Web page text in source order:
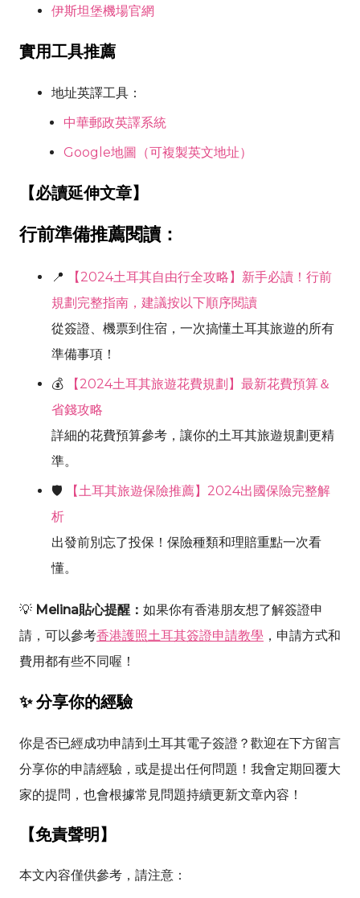
伊斯坦堡機場官網
實用工具推薦
地址英譯工具：
中華郵政英譯系統
Google地圖（可複製英文地址）
【必讀延伸文章】
行前準備推薦閱讀：
📍
【2024土耳其自由行全攻略】新手必讀！行前
規劃完整指南，建議按以下順序閱讀
從簽證、機票到住宿，一次搞懂土耳其旅遊的所有
準備事項！
💰
【2024土耳其旅遊花費規劃】最新花費預算＆
省錢攻略
詳細的花費預算參考，讓你的土耳其旅遊規劃更精
準。
🛡️
【土耳其旅遊保險推薦】2024出國保險完整解
析
出發前別忘了投保！保險種類和理賠重點一次看
懂。
💡 Melina貼心提醒： 如果你有香港朋友想了解簽證申
請，可以參考香港護照土耳其簽證申請教學 ，申請方式和
費用都有些不同喔！
✨ 分享你的經驗
你是否已經成功申請到土耳其電子簽證？歡迎在下方留言
分享你的申請經驗，或是提出任何問題！我會定期回覆大
家的提問，也會根據常見問題持續更新文章內容！
【免責聲明】
本文內容僅供參考，請注意：